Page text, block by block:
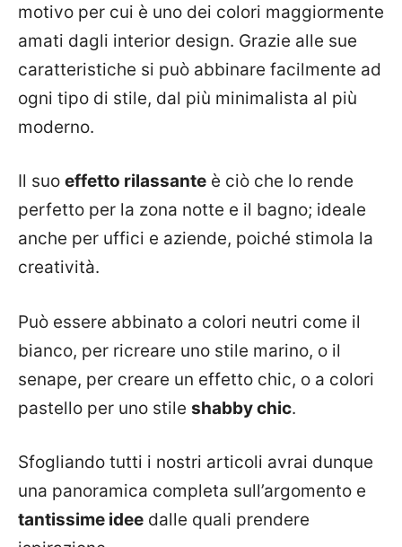
motivo per cui è uno dei colori maggiormente
amati dagli interior design. Grazie alle sue
caratteristiche si può abbinare facilmente ad
ogni tipo di stile, dal più minimalista al più
moderno.
Il suo effetto rilassante è ciò che lo rende
perfetto per la zona notte e il bagno; ideale
anche per uffici e aziende, poiché stimola la
creatività.
Può essere abbinato a colori neutri come il
bianco, per ricreare uno stile marino, o il
senape, per creare un effetto chic, o a colori
pastello per uno stile shabby chic.
Sfogliando tutti i nostri articoli avrai dunque
una panoramica completa sull’argomento e
tantissime idee dalle quali prendere